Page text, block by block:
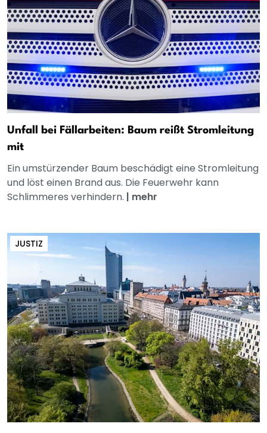
Unfall bei Fällarbeiten: Baum reißt Stromleitung
mit
Ein umstürzender Baum beschädigt eine Stromleitung
und löst einen Brand aus. Die Feuerwehr kann
Schlimmeres verhindern. | mehr
JUSTIZ